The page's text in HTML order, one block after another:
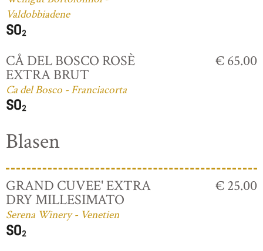
Valdobbiadene
CÅ DEL BOSCO ROSÈ
EXTRA BRUT
Ca del Bosco - Franciacorta
€ 65.00
Blasen
GRAND CUVEE' EXTRA
DRY MILLESIMATO
Serena Winery - Venetien
€ 25.00